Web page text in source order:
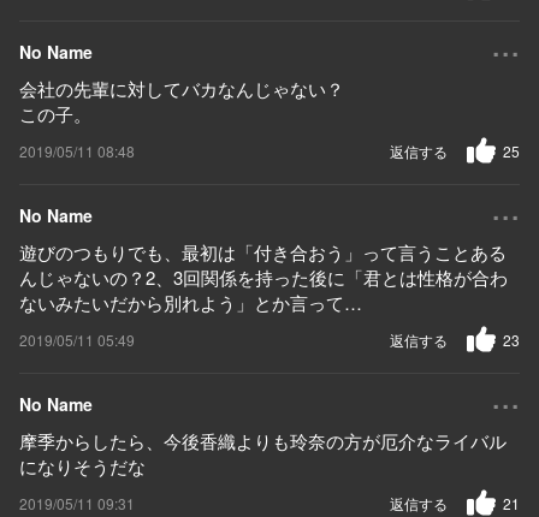
No Name ...
会社の先輩に対してバカなんじゃない？
この子。
2019/05/11 08:48 25
返信する
No Name ...
遊びのつもりでも、最初は「付き合おう」って言うことある
んじゃないの？2、3回関係を持った後に「君とは性格が合わ
ないみたいだから別れよう」とか言って…
2019/05/11 05:49 23
返信する
No Name ...
摩季からしたら、今後香織よりも玲奈の方が厄介なライバル
になりそうだな
2019/05/11 09:31 21
返信する